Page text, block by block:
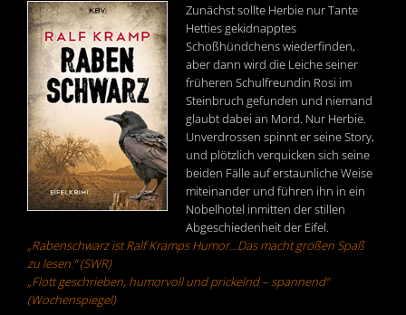
Zunächst sollte Herbie nur Tante
Hetties gekidnapptes
Schoßhündchens wiederfinden,
aber dann wird die Leiche seiner
früheren Schulfreundin Rosi im
Steinbruch gefunden und niemand
glaubt dabei an Mord. Nur Herbie.
Unverdrossen spinnt er seine Story,
und plötzlich verquicken sich seine
beiden Fälle auf erstaunliche Weise
miteinander und führen ihn in ein
Nobelhotel inmitten der stillen
Abgeschiedenheit der Eifel.
„Rabenschwarz ist Ralf Kramps Humor…Das macht großen Spaß
zu lesen.“ (SWR)
„Flott geschrieben, humorvoll und prickelnd – spannend“
(Wochenspiegel)